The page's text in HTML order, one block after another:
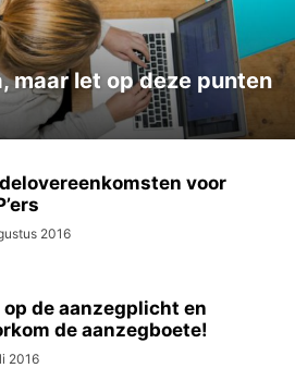
maar let op deze punten
voor
2016
op de aanzegplicht en
de aanzegboete!
2016